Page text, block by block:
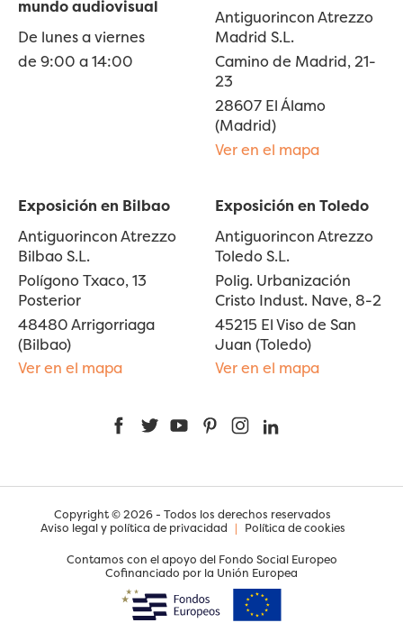
mundo audiovisual
De lunes a viernes
de 9:00 a 14:00
Antiguorincon Atrezzo
Madrid S.L.
Camino de Madrid, 21-
23
28607 El Álamo
(Madrid)
Ver en el mapa
Exposición en Bilbao
Antiguorincon Atrezzo
Bilbao S.L.
Polígono Txaco, 13
Posterior
48480 Arrigorriaga
(Bilbao)
Ver en el mapa
Exposición en Toledo
Antiguorincon Atrezzo
Toledo S.L.
Polig. Urbanización
Cristo Indust. Nave, 8-2
45215 El Viso de San
Juan (Toledo)
Ver en el mapa
FacebookTwitterYouTubePinterestInstagram
Copyright © 2026 - Todos los derechos reservados
Aviso legal y política de privacidad | Política de cookies
Contamos con el apoyo del Fondo Social Europeo
Cofinanciado por la Unión Europea